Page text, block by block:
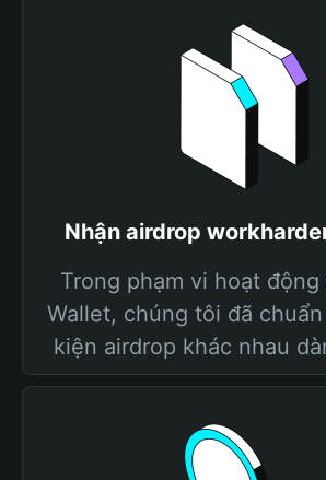
Nhận airdrop
Trong phạm vi hoạt
Wallet, chúng tôi đã
kiện airdrop khác nhau